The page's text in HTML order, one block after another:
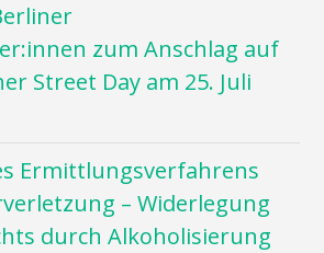
zum Anschlag auf
Street Day am 25. Juli
Ermittlungsverfahrens
– Widerlegung
durch Alkoholisierung